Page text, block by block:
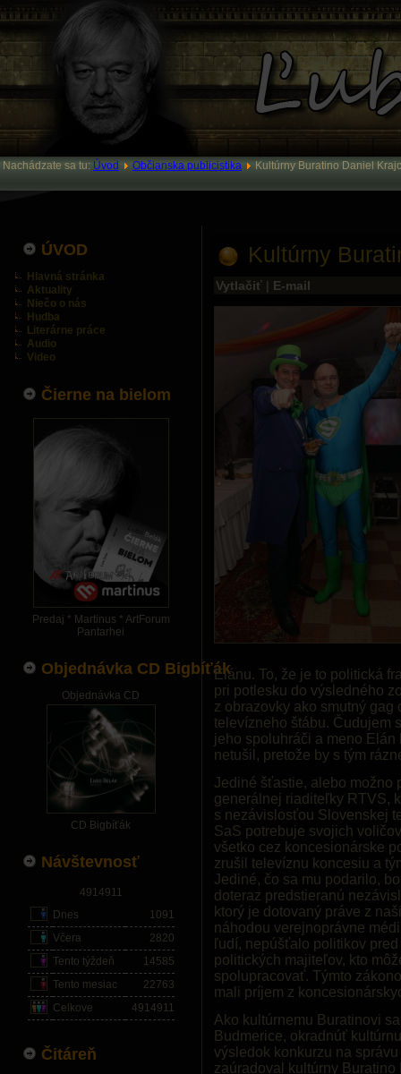
Nachádzate sa tu: Úvod Občianska publicistika Kultúrny Buratino Daniel
ÚVOD
Hlavná stránka
Aktuality
Niečo o nás
Hudba
Literárne práce
Audio
Video
Čierne na bielom
Predaj * Martinus * ArtForum
Pantarhei
Objednávka CD Bigbíťák
Objednávka CD
CD Bigbíťák
Návštevnosť
4914911
Dnes
1091
Včera
2820
Tento týždeň
14585
Tento mesiac
22763
Celkove
4914911
Čitáreň
Kultúrny
Vytlačiť | E-mail
Elánu. To, že je to politická
pri potlesku do výsledného
z obrazovky ako smutný
televízneho štábu. Čudujem
jeho spoluhráči a meno
netušil, pretože by s tým
Jediné šťastie, alebo možno
generálnej riaditeľky RTVS,
s nezávislosťou Slovenskej
SaS potrebuje svojich
všetko cez koncesionárske
zrušil televíznu koncesiu a
Jediné, čo sa mu podarilo,
doteraz predstieranú
ktorý je dotovaný práve z
náhodou verejnoprávne
ľudí, nepúšťalo politikov
politických majiteľov, kto
spolupracovať. Týmto
mali príjem z
Ako kultúrnemu Buratinovi
Budmerice, okradnúť
výsledok konkurzu na
zaúradoval kultúrny